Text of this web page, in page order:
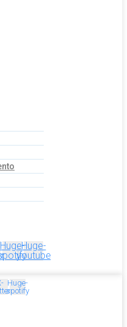
Huge-Huge-
youtube
Huge-
spotify